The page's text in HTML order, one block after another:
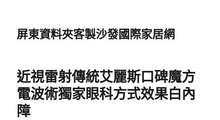
屏東資料夾客製沙發國際家居網
近視雷射傳統艾麗斯口碑魔方
電波術獨家眼科方式效果白內
障